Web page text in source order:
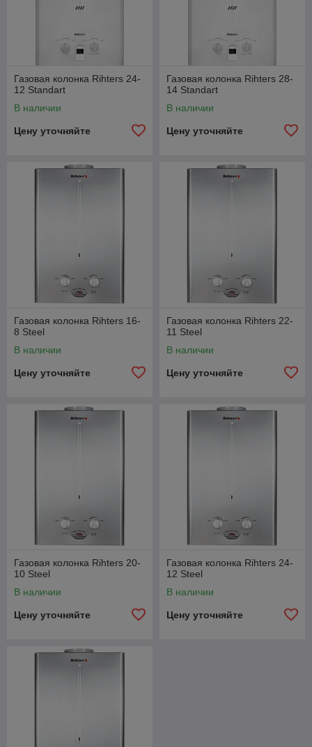
Газовая колонка Rihters 24-
12 Standart
В наличии
Цену уточняйте
Газовая колонка Rihters 28-
14 Standart
В наличии
Цену уточняйте
Газовая колонка Rihters 16-
8 Steel
В наличии
Цену уточняйте
Газовая колонка Rihters 22-
11 Steel
В наличии
Цену уточняйте
Газовая колонка Rihters 20-
10 Steel
В наличии
Цену уточняйте
Газовая колонка Rihters 24-
12 Steel
В наличии
Цену уточняйте